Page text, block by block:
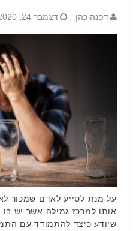
דפנה כהן דצמבר 24, 2020
על מנת לסייע לאדם שמכור
אותו למרכז גמילה אשר יש בו
שיודע כיצד להתמודד עם